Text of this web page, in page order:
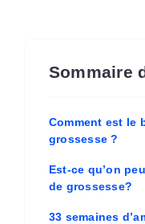
Sommaire
Comment est le
grossesse ?
Est-ce qu’on
de grossesse?
33 semaines